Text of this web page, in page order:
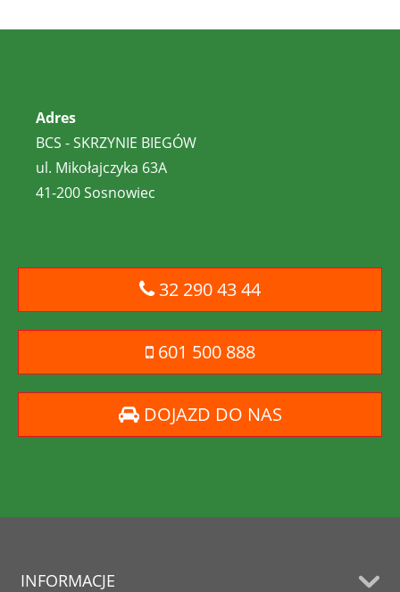
Adres
BCS - SKRZYNIE BIEGÓW
ul. Mikołajczyka 63A
41-200 Sosnowiec
32 290 43 44
601 500 888
DOJAZD DO NAS
INFORMACJE